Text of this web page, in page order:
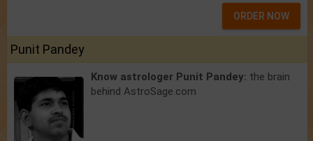
ORDER NOW
Punit Pandey
Know astrologer Punit Pandey: the brain
behind AstroSage.com